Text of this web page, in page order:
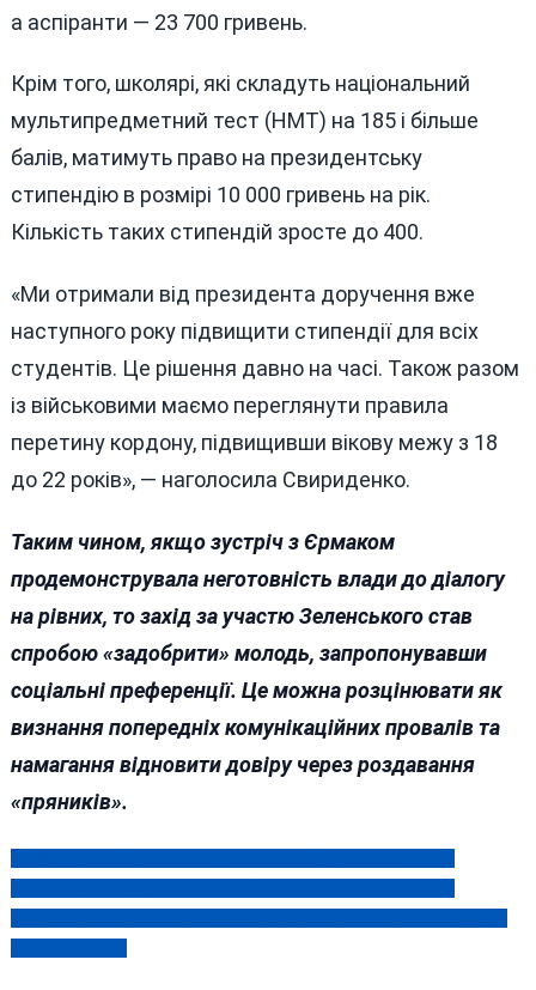
а аспіранти — 23 700 гривень.
Крім того, школярі, які складуть національний
мультипредметний тест (НМТ) на 185 і більше
балів, матимуть право на президентську
стипендію в розмірі 10 000 гривень на рік.
Кількість таких стипендій зросте до 400.
«Ми отримали від президента доручення вже
наступного року підвищити стипендії для всіх
студентів. Це рішення давно на часі. Також разом
із військовими маємо переглянути правила
перетину кордону, підвищивши вікову межу з 18
до 22 років», — наголосила Свириденко.
Таким чином, якщо зустріч з Єрмаком
продемонструвала неготовність влади до діалогу
на рівних, то захід за участю Зеленського став
спробою «задобрити» молодь, запропонувавши
соціальні преференції. Це можна розцінювати як
визнання попередніх комунікаційних провалів та
намагання відновити довіру через роздавання
«пряників».
Навігація
записів